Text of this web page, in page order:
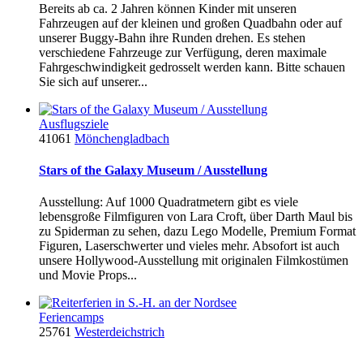
Bereits ab ca. 2 Jahren können Kinder mit unseren
Fahrzeugen auf der kleinen und großen Quadbahn oder auf
unserer Buggy-Bahn ihre Runden drehen. Es stehen
verschiedene Fahrzeuge zur Verfügung, deren maximale
Fahrgeschwindigkeit gedrosselt werden kann. Bitte schauen
Sie sich auf unserer...
Ausflugsziele
41061 Mönchengladbach
Stars of the Galaxy Museum / Ausstellung
Ausstellung: Auf 1000 Quadratmetern gibt es viele
lebensgroße Filmfiguren von Lara Croft, über Darth Maul bis
zu Spiderman zu sehen, dazu Lego Modelle, Premium Format
Figuren, Laserschwerter und vieles mehr. Absofort ist auch
unsere Hollywood-Ausstellung mit originalen Filmkostümen
und Movie Props...
Feriencamps
25761 Westerdeichstrich